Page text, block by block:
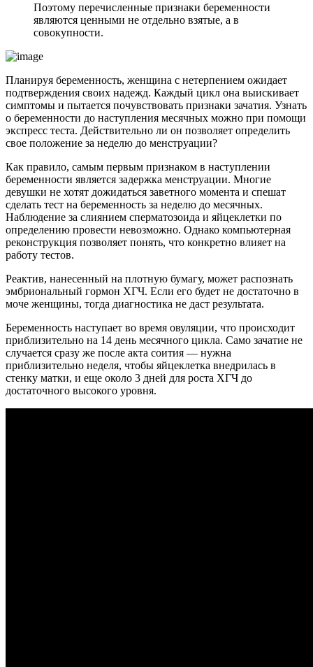
Поэтому перечисленные признаки беременности
являются ценными не отдельно взятые, а в
совокупности.
Планируя беременность, женщина с нетерпением ожидает
подтверждения своих надежд. Каждый цикл она выискивает
симптомы и пытается почувствовать признаки зачатия. Узнать
о беременности до наступления месячных можно при помощи
экспресс теста. Действительно ли он позволяет определить
свое положение за неделю до менструации?
Как правило, самым первым признаком в наступлении
беременности является задержка менструации. Многие
девушки не хотят дожидаться заветного момента и спешат
сделать тест на беременность за неделю до месячных.
Наблюдение за слиянием сперматозоида и яйцеклетки по
определению провести невозможно. Однако компьютерная
реконструкция позволяет понять, что конкретно влияет на
работу тестов.
Реактив, нанесенный на плотную бумагу, может распознать
эмбриональный гормон ХГЧ. Если его будет не достаточно в
моче женщины, тогда диагностика не даст результата.
Беременность наступает во время овуляции, что происходит
приблизительно на 14 день месячного цикла. Само зачатие не
случается сразу же после акта соития — нужна
приблизительно неделя, чтобы яйцеклетка внедрилась в
стенку матки, и еще около 3 дней для роста ХГЧ до
достаточного высокого уровня.